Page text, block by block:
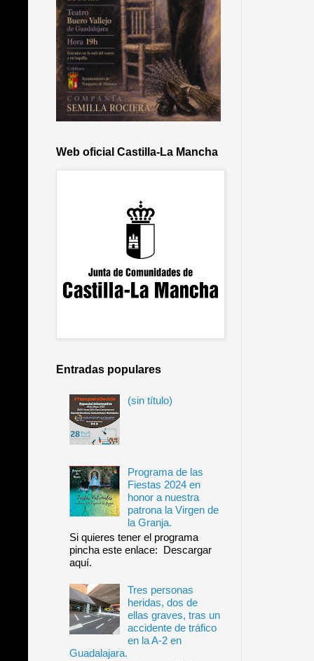
Web oficial Castilla-La Mancha
Entradas populares
(sin título)
Programa de las
Fiestas 2024 en
honor a nuestra
patrona la Virgen de
la Granja.
Si quieres tener el programa
pincha este enlace: Descargar
aquí.
Tres personas
heridas, dos de
ellas graves, tras un
accidente de tráfico
en la A-2 en
Guadalajara.